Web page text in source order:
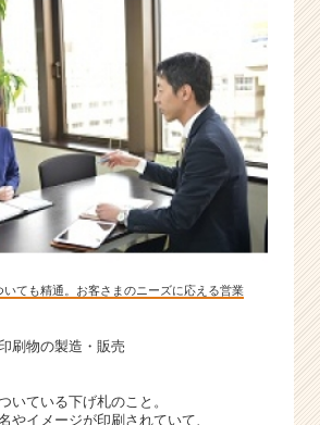
ても精通。お客さまのニーズに応える営業
刷物の製造・販売
いている下げ札のこと。
やイメージが印刷されていて、